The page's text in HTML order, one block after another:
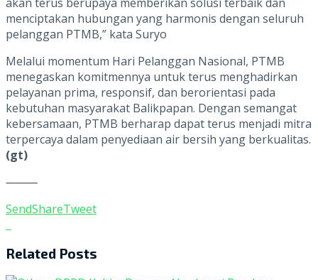
menciptakan hubungan yang harmonis dengan seluruh
pelanggan PTMB,” kata Suryo
Melalui momentum Hari Pelanggan Nasional, PTMB
menegaskan komitmennya untuk terus menghadirkan
pelayanan prima, responsif, dan berorientasi pada
kebutuhan masyarakat Balikpapan. Dengan semangat
kebersamaan, PTMB berharap dapat terus menjadi mitra
terpercaya dalam penyediaan air bersih yang berkualitas.
(gt)
⸻
SendShareTweet
Related Posts